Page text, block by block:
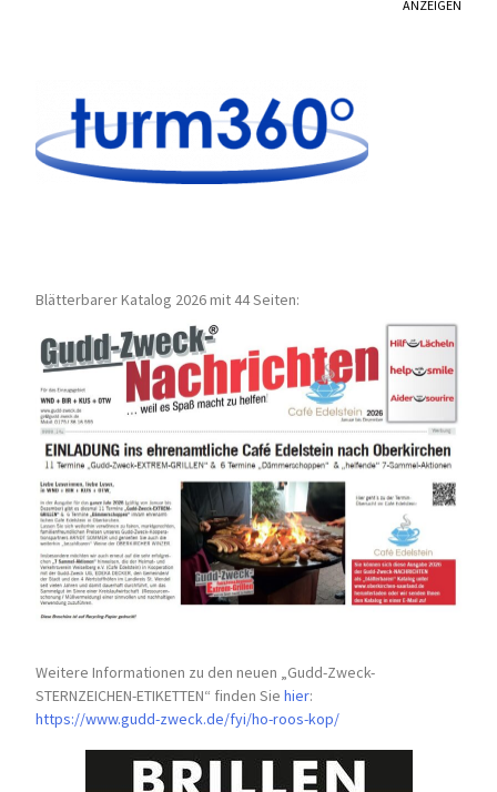
ANZEIGEN
Blätterbarer Katalog 2026 mit 44 Seiten:
Weitere Informationen zu den neuen „Gudd-Zweck-
STERNZEICHEN-ETIKETTEN“ finden Siehier:
https://www.gudd-zweck.de/fyi/ho-roos-kop/